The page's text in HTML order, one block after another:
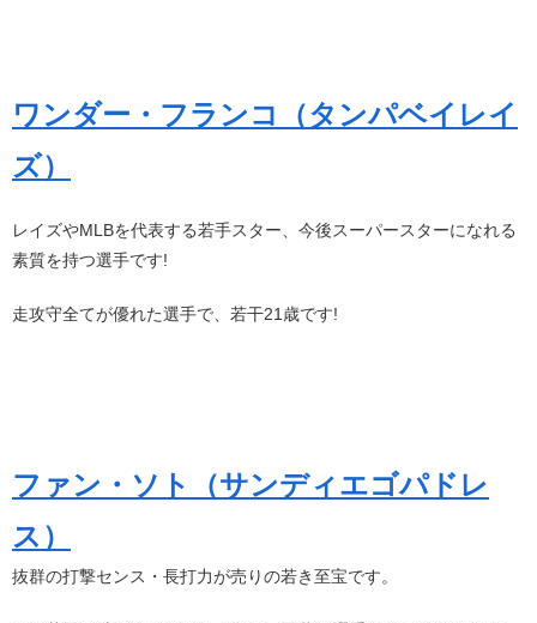
ワンダー・フランコ（タンパベイレイ
ズ）
レイズやMLBを代表する若手スター、今後スーパースターになれる
素質を持つ選手です!
走攻守全てが優れた選手で、若干21歳です!
ファン・ソト（サンディエゴパドレ
ス）
抜群の打撃センス・長打力が売りの若き至宝です。